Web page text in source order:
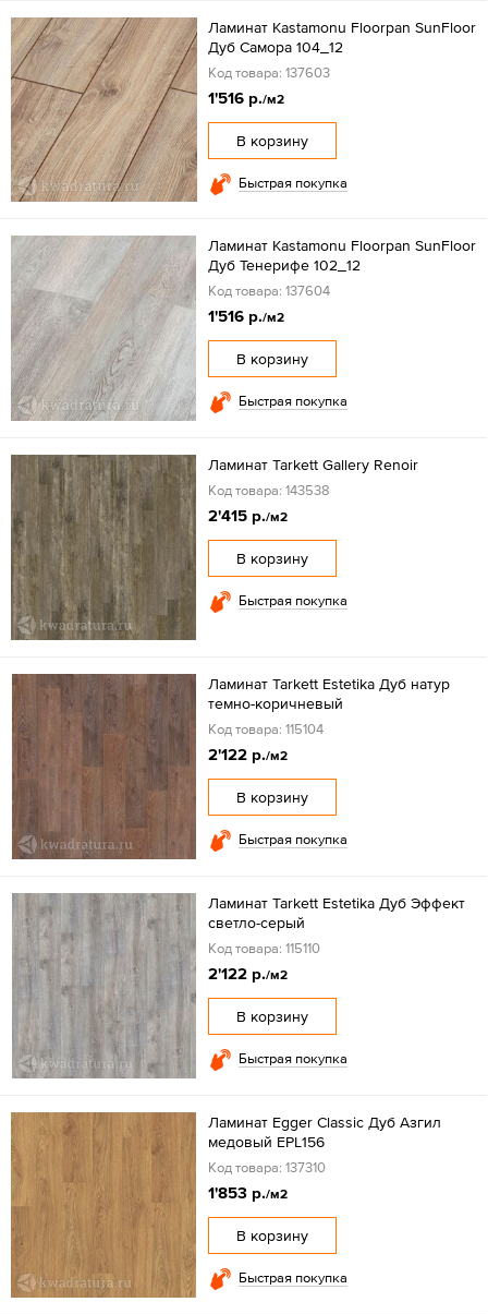
Ламинат Kastamonu Floorpan SunFloor
Дуб Самора 104_12
Код товара: 137603
1'516 р./м2
В корзину
Быстрая покупка
Ламинат Kastamonu Floorpan SunFloor
Дуб Тенерифе 102_12
Код товара: 137604
1'516 р./м2
В корзину
Быстрая покупка
Ламинат Tarkett Gallery Renoir
Код товара: 143538
2'415 р./м2
В корзину
Быстрая покупка
Ламинат Tarkett Estetika Дуб натур
темно-коричневый
Код товара: 115104
2'122 р./м2
В корзину
Быстрая покупка
Ламинат Tarkett Estetika Дуб Эффект
светло-серый
Код товара: 115110
2'122 р./м2
В корзину
Быстрая покупка
Ламинат Egger Classic Дуб Азгил
медовый EPL156
Код товара: 137310
1'853 р./м2
В корзину
Быстрая покупка